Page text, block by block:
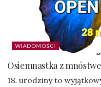
WIADOMOŚCI
Osiemnastka z
18. urodziny to